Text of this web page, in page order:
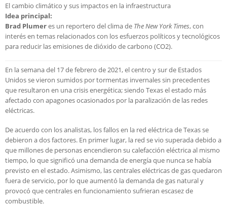
El cambio climático y sus impactos en la infraestructura
Idea principal:
Brad Plumeres un reportero del clima de The New York Times, con
interés en temas relacionados con los esfuerzos políticos y tecnológicos
para reducir las emisiones de dióxido de carbono (CO2).
En la semana del 17 de febrero de 2021, el centro y sur de Estados
Unidos se vieron sumidos por tormentas invernales sin precedentes
que resultaron en una crisis energética; siendo Texas el estado más
afectado con apagones ocasionados por la paralización de las redes
eléctricas.
De acuerdo con los analistas, los fallos en la red eléctrica de Texas se
debieron a dos factores. En primer lugar, la red se vio superada debido a
que millones de personas encendieron su calefacción eléctrica al mismo
tiempo, lo que significó una demanda de energía que nunca se había
previsto en el estado. Asimismo, las centrales eléctricas de gas quedaron
fuera de servicio, por lo que aumentó la demanda de gas natural y
provocó que centrales en funcionamiento sufrieran escasez de
combustible.